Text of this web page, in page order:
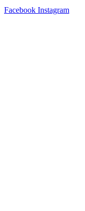
Facebook Instagram